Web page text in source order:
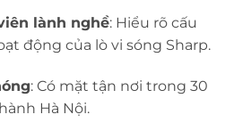
lành nghề: Hiểu rõ cấu
động của lò vi sóng Sharp.
: Có mặt tận nơi trong 30
Hà Nội.